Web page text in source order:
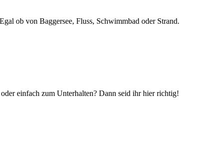
ob von Baggersee, Fluss, Schwimmbad oder Strand.
einfach zum Unterhalten? Dann seid ihr hier richtig!